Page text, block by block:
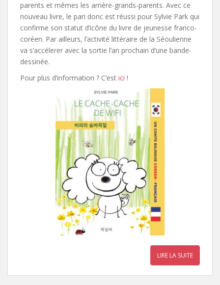
parents et mêmes les arrière-grands-parents. Avec ce
nouveau livre, le pari donc est réussi pour Sylvie Park qui
confirme son statut d’icône du livre de jeunesse franco-
coréen. Par ailleurs, l’activité littéraire de la Séoulienne
va s’accélerer avec la sortie l’an prochain d’une bande-
dessinée.
Pour plus d’information ? C’est ici !
LIRE LA SUITE